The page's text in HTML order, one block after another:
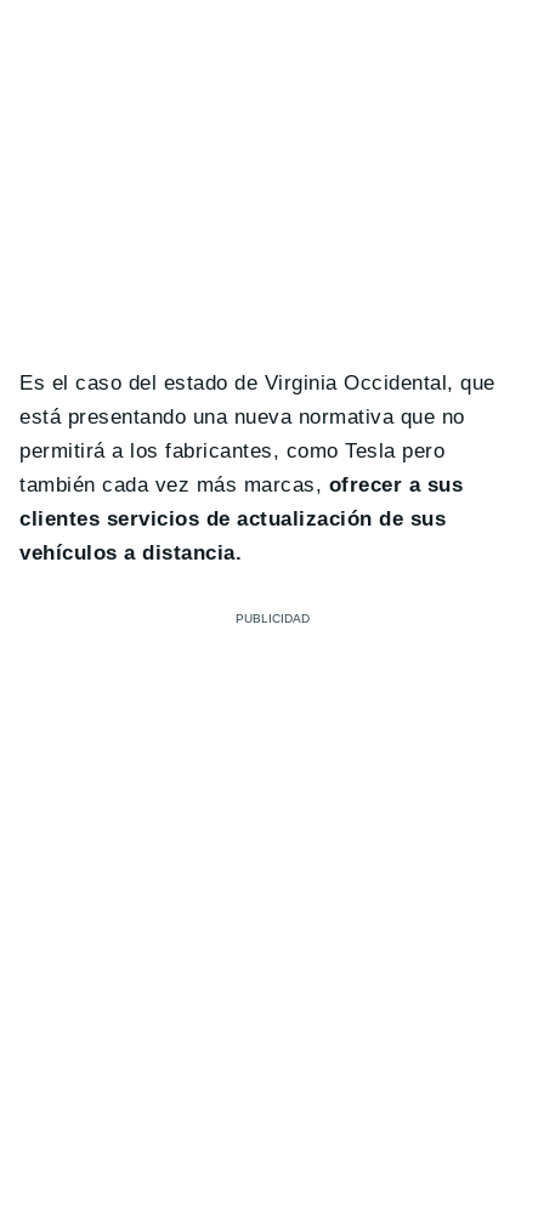
Es el caso del estado de Virginia Occidental, que
está presentando una nueva normativa que no
permitirá a los fabricantes, como Tesla pero
también cada vez más marcas, ofrecer a sus
clientes servicios de actualización de sus
vehículos a distancia.